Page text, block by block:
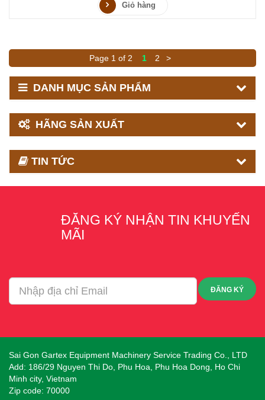
Giỏ hàng
Page 1 of 2 1 2 >
DANH MỤC SẢN PHẨM
HÃNG SẢN XUẤT
TIN TỨC
ĐĂNG KÝ NHẬN TIN KHUYẾN
MÃI
ĐĂNG KÝ
Sai Gon Gartex Equipment Machinery Service Trading Co., LTD
Add: 186/29 Nguyen Thi Do, Phu Hoa, Phu Hoa Dong, Ho Chi
Minh city, Vietnam
Zip code: 70000